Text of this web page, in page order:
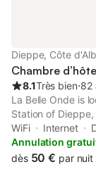
Dieppe, Côte
Chambre
8.1Très bien⋅82
La Belle Onde is
Station of
than 1 km from
metres from
check-out.
WiFi Internet
Annulation
dès 50 € par nuit